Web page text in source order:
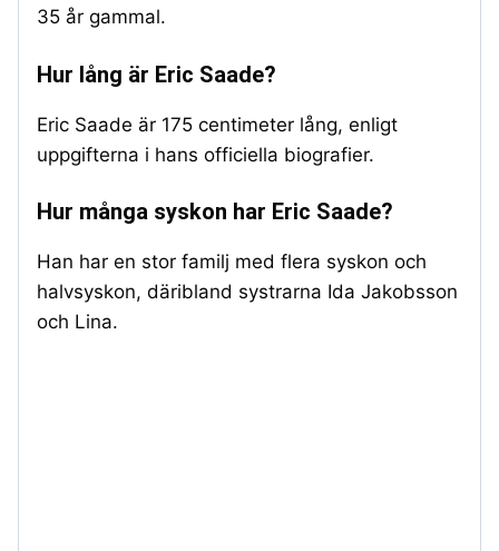
35 år gammal.
Hur lång är Eric Saade?
Eric Saade är 175 centimeter lång, enligt
uppgifterna i hans officiella biografier.
Hur många syskon har Eric Saade?
Han har en stor familj med flera syskon och
halvsyskon, däribland systrarna Ida Jakobsson
och Lina.